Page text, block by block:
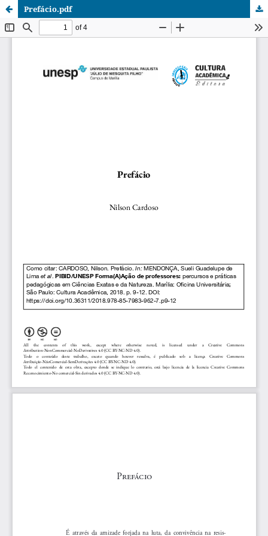
Prefácio.pdf